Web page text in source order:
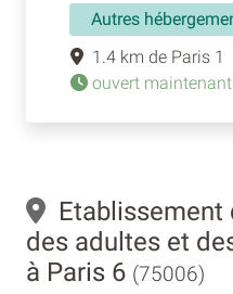
Autres
1.4 km de Paris 1
ouvert maintenant
des adultes et
à Paris 6 (75006)